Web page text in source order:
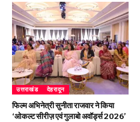
उत्तराखंड देहरादून
फिल्म अभिनेत्री सुनीता राजवार ने किया
‘ओकल्ट सीरीज़ एवं गुलाबो अवॉर्ड्स 2026’